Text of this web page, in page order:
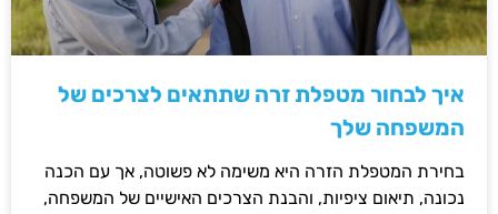
איך לבחור מטפלת זרה שתתאים לצרכים של
המשפחה שלך
בחירת המטפלת הזרה היא משימה לא פשוטה, אך עם הכנה
נכונה, תיאום ציפיות, והבנת הצרכים האישיים של המשפחה,